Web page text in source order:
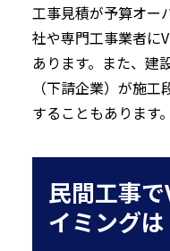
工事見積が予算オー
社や専門工事業者に
あります。また、建
（下請企業）が施
することもあります。
民間工事
イミングは